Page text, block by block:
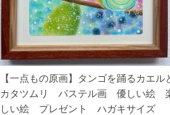
【一点もの原画】タンゴを踊るカエル
カタツムリ パステル画 優しい絵
しい絵 プレゼント ハガキサイズ